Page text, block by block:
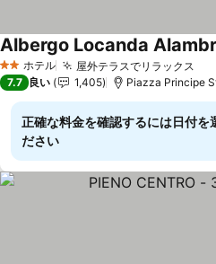
2 ホテルのランク
ホテル 屋外テラスでリラックス
Albergo Locanda
7.7 良い 1,405 Piazza Principe
正確な料金を確認するには日付を
ださい